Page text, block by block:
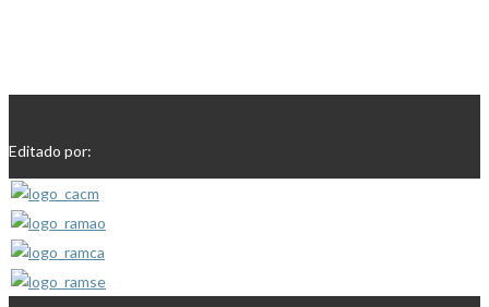
Editado por: